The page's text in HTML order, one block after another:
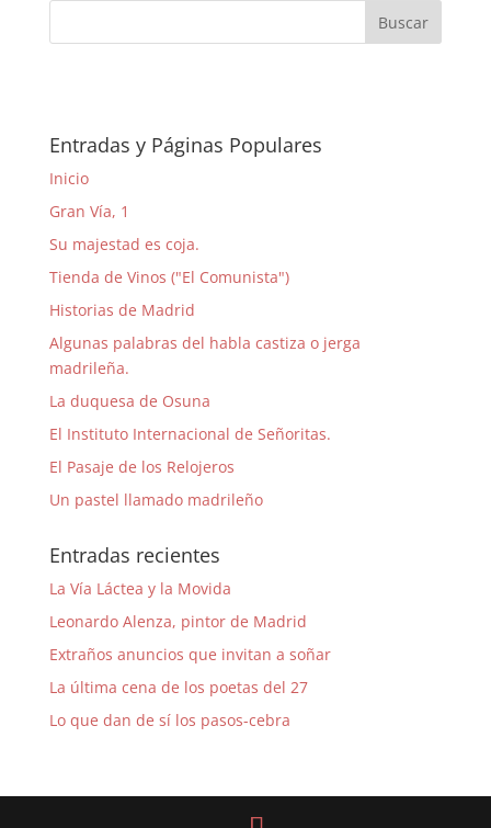
Entradas y Páginas Populares
Inicio
Gran Vía, 1
Su majestad es coja.
Tienda de Vinos ("El Comunista")
Historias de Madrid
Algunas palabras del habla castiza o jerga
madrileña.
La duquesa de Osuna
El Instituto Internacional de Señoritas.
El Pasaje de los Relojeros
Un pastel llamado madrileño
Entradas recientes
La Vía Láctea y la Movida
Leonardo Alenza, pintor de Madrid
Extraños anuncios que invitan a soñar
La última cena de los poetas del 27
Lo que dan de sí los pasos-cebra